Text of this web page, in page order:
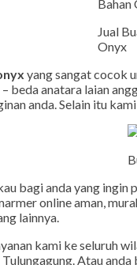
Jual
Onyx
yang sangat cocok
anatara laian
anda. Selain itu
bagi anda yang ingin
online aman,
lainnya.